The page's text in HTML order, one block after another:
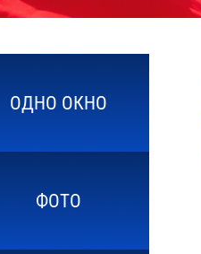
ОДНО ОКНО
ФОТО